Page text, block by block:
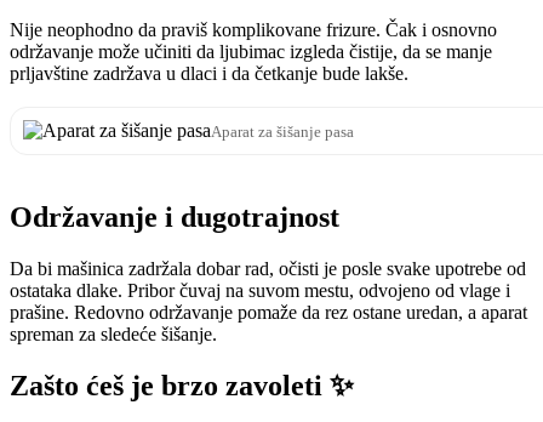
Nije neophodno da praviš komplikovane frizure. Čak i osnovno
održavanje može učiniti da ljubimac izgleda čistije, da se manje
prljavštine zadržava u dlaci i da četkanje bude lakše.
Aparat za šišanje pasa
Održavanje i dugotrajnost
Da bi mašinica zadržala dobar rad, očisti je posle svake upotrebe od
ostataka dlake. Pribor čuvaj na suvom mestu, odvojeno od vlage i
prašine. Redovno održavanje pomaže da rez ostane uredan, a aparat
spreman za sledeće šišanje.
Zašto ćeš je brzo zavoleti ✨